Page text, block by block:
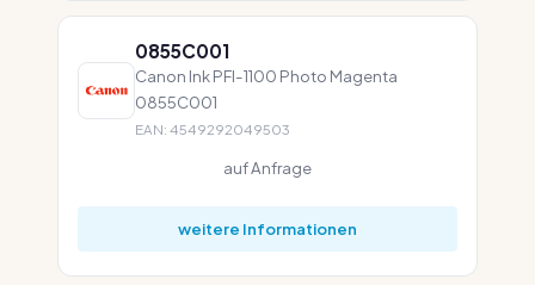
0855C001
Canon Ink PFI-1100 Photo Magenta
0855C001
EAN: 4549292049503
auf Anfrage
weitere Informationen